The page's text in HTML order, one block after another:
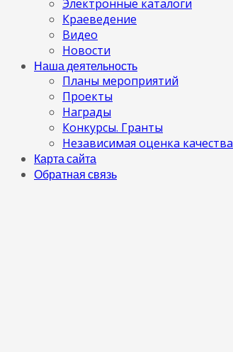
Электронные каталоги
Краеведение
Видео
Новости
Наша деятельность
Планы мероприятий
Проекты
Награды
Конкурсы. Гранты
Независимая оценка качества
Карта сайта
Обратная связь